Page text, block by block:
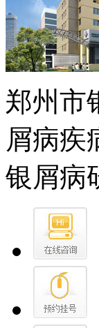
郑州市
屑病疾
银屑病